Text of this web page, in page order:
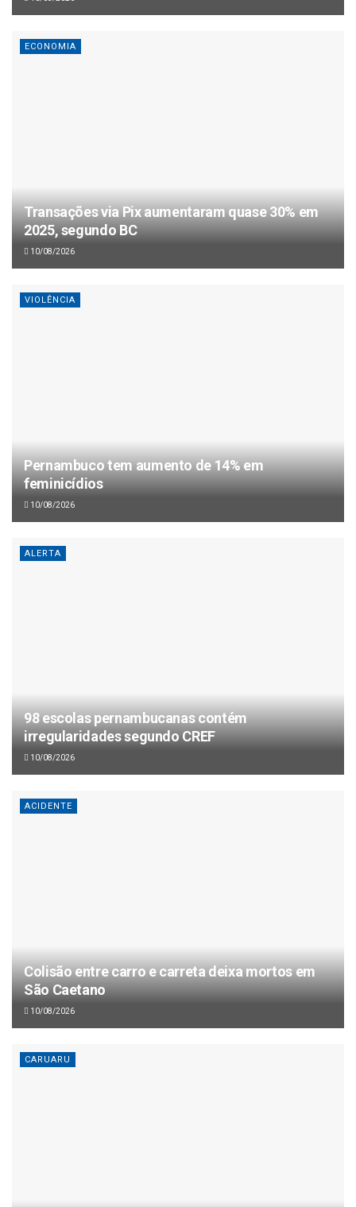
ECONOMIA
Transações via Pix aumentaram quase 30% em
2025, segundo BC
10/08/2026
VIOLÊNCIA
Pernambuco tem aumento de 14% em
feminicídios
10/08/2026
ALERTA
98 escolas pernambucanas contém
irregularidades segundo CREF
10/08/2026
ACIDENTE
Colisão entre carro e carreta deixa mortos em
São Caetano
10/08/2026
CARUARU